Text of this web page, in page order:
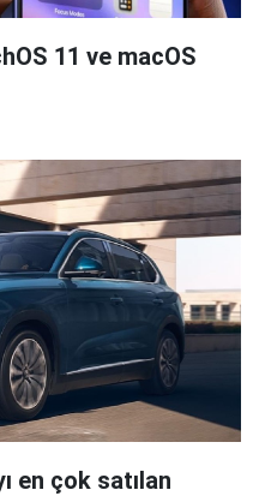
11 ve macOS
en çok satılan